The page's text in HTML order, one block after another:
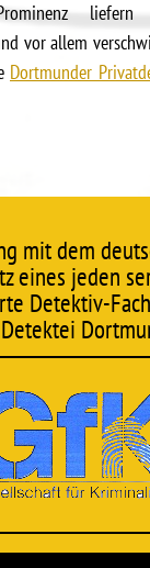
vor allem
Dortmunder
mit dem
eines jeden
Detektiv-
Detektei